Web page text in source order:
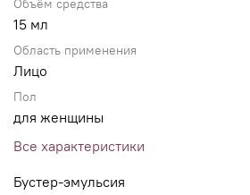
Объём средства
15 мл
Область применения
Лицо
Пол
для женщины
Все характеристики
Бустер-эмульсия